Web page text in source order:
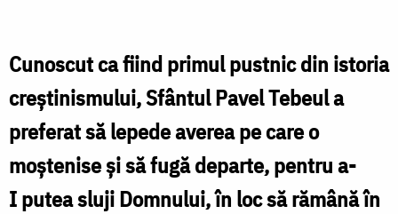
primul
pustnic
‒
drumul
spre
Cunoscut ca fiind primul pustnic din istoria
creștinismului, Sfântul Pavel Tebeul a
preferat să lepede averea pe care o
moștenise și să fugă departe, pentru a-
I putea sluji Domnului, în loc să rămână în